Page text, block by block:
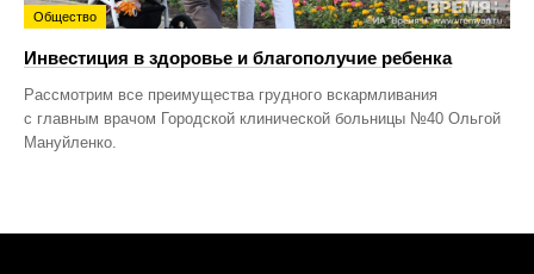
Общество
Инвестиция в здоровье и благополучие ребенка
Рассмотрим все преимущества грудного вскармливания
с главным врачом Городской клинической больницы №40 Ольгой
Мануйленко.